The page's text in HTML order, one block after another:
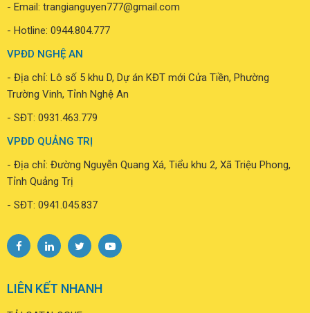
- Email: trangianguyen777@gmail.com
- Hotline: 0944.804.777
VPĐD NGHỆ AN
- Địa chỉ: Lô số 5 khu D, Dự án KĐT mới Cửa Tiền, Phường
Trường Vinh, Tỉnh Nghệ An
- SĐT: 0931.463.779
VPĐD QUẢNG TRỊ
- Địa chỉ: Đường Nguyễn Quang Xá, Tiểu khu 2, Xã Triệu Phong,
Tỉnh Quảng Trị
- SĐT: 0941.045.837
LIÊN KẾT NHANH